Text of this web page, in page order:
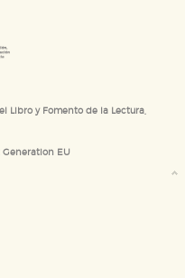
Libro y Fomento de la Lectura,
Generation EU
configuraciones de
es agregada y, por lo
por nuestros socios
mostrar publicidad
personal sino